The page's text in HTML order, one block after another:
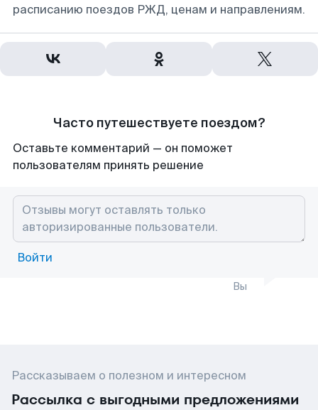
расписанию поездов РЖД, ценам и направлениям.
Часто путешествуете поездом?
Оставьте комментарий — он поможет
пользователям принять решение
Войти
Вы
Рассказываем о полезном и интересном
Рассылка с выгодными предложениями